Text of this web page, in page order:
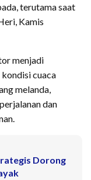
terutama saat
Kamis
menjadi
cuaca
melanda,
dan
Dorong